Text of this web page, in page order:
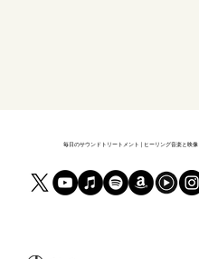
毎日のサウンドトリートメント | ヒーリング音楽と映像